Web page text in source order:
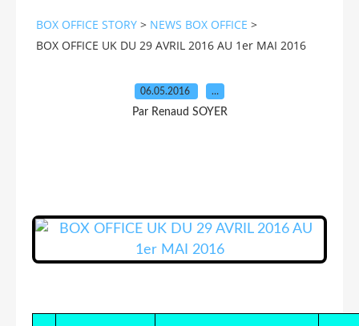
BOX OFFICE STORY > NEWS BOX OFFICE >
BOX OFFICE UK DU 29 AVRIL 2016 AU 1er MAI 2016
06.05.2016 …
Par Renaud SOYER